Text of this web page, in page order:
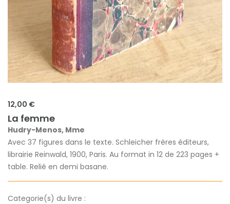
12,00 €
La femme
Hudry-Menos, Mme
Avec 37 figures dans le texte. Schleicher frères éditeurs,
librairie Reinwald, 1900, Paris. Au format in 12 de 223 pages +
table. Relié en demi basane.
Categorie(s) du livre :